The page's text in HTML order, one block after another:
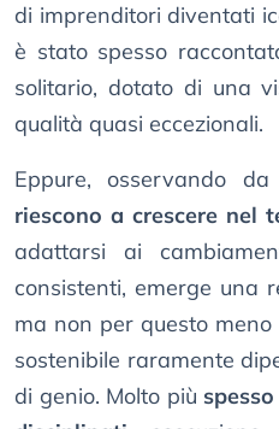
di imprenditori diventati
è stato spesso
solitario, dotato di una
qualità quasi eccezionali.
Eppure, osservando
riescono a crescere nel
adattarsi ai
consistenti, emerge una
ma non per questo
sostenibile raramente
di genio. Molto più